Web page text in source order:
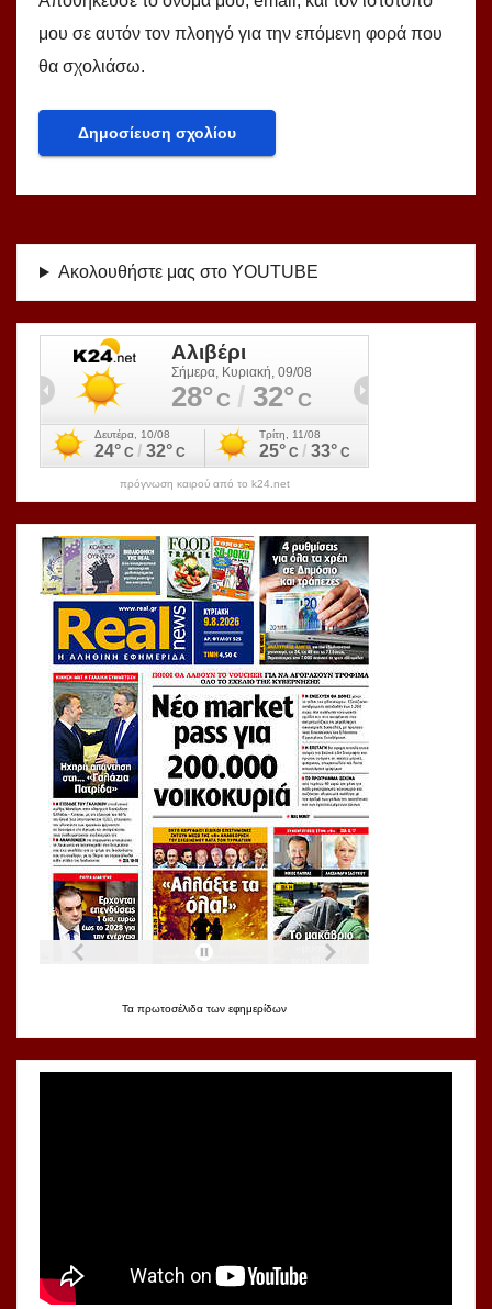
μου σε αυτόν τον πλοηγό για την επόμενη φορά που
θα σχολιάσω.
Ακολουθήστε μας στο YOUTUBE
πρόγνωση καιρού από το k24.net
Τα πρωτοσέλιδα των εφημερίδων